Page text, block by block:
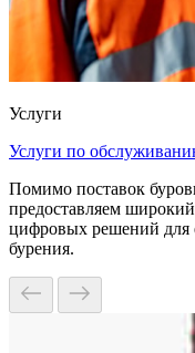
Услуги
Услуги по
Помимо поставок
предоставляем
цифровых решений для
бурения.